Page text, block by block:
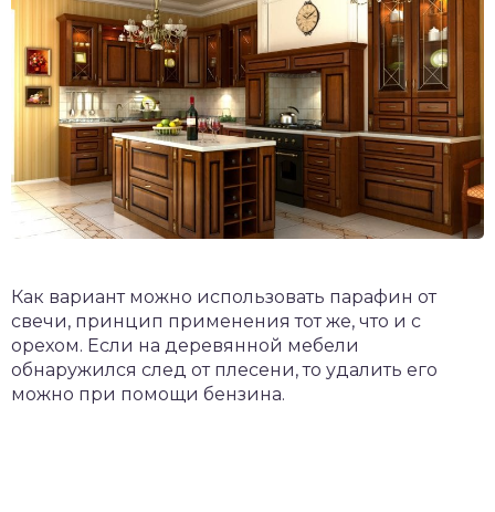
Как вариант можно использовать парафин от
свечи, принцип применения тот же, что и с
орехом. Если на деревянной мебели
обнаружился след от плесени, то удалить его
можно при помощи бензина.